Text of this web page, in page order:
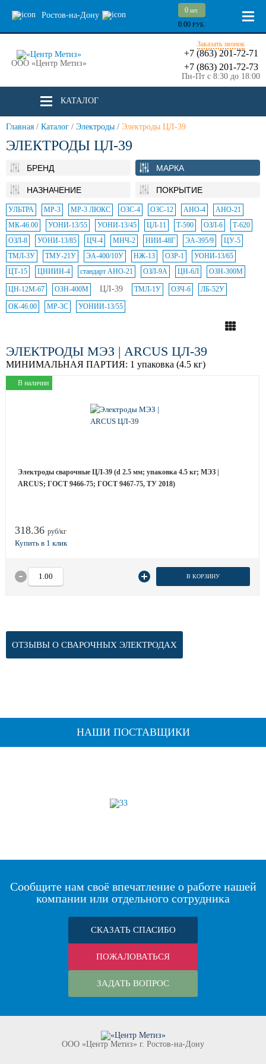
Ростов-на-Дону
0 шт.
0.00 РУБ.
ООО «Центр Метиз»
Заказать звонок
+7 (863) 201-72-71
+7 (863) 201-72-73
Пн-Пт с 8:30 до 18:00
КАТАЛОГ
Главная / Каталог / Электроды / Электроды ЦЛ-39
ЭЛЕКТРОДЫ ЦЛ-39
БРЕНД МАРКА
НАЗНАЧЕНИЕ ПОКРЫТИЕ
УЛЬТРА МР-3 МР-3 ЛЮКС ОЗС-4 ОЗС-12 АНО-4
АНО-21
МК-46.00
УОНИ-13/55 УОНИ-13/45 ЦЛ-11 Т-590 ОЗЛ-6
Т-620
ОЗЛ-8
УОНИ-13/85 ЦЧ-4 МНЧ-2 НИИ-48Г ЭА-395/9
ЦУ-5
ТМЛ-3У
ТМУ-21У ЭА-400/10У НЖ-13 ОЗР-1
УОНИ-13/65
ЦТ-15
ЦНИИН-4 стандарт АНО-21 ОЗЛ-9А ЦН-6Л ОЗН-300М
ЦН-12М-67 ОЗН-400М ЦЛ-39 ТМЛ-1У ОЗЧ-6 ЛБ-52У
ОК-46.00 МР-3С УОНИИ-13/55
ЭЛЕКТРОДЫ МЭЗ | ARCUS ЦЛ-39
МИНИМАЛЬНАЯ ПАРТИЯ: 1 упаковка (4.5 кг)
В наличии
Электроды сварочные ЦЛ-39 (d 2.5 мм; упаковка 4.5 кг; МЭЗ |
ARCUS; ГОСТ 9466-75; ГОСТ 9467-75, ТУ 2018)
318.36 руб/кг
В КОРЗИНУ
ОТЗЫВЫ О СВАРОЧНЫХ ЭЛЕКТРОДАХ
НАШИ ПОСТАВЩИКИ
Сообщите нам своё впечатление о работе нашей
компании или отдельного сотрудника
СКАЗАТЬ СПАСИБО
ПОЖАЛОВАТЬСЯ
ЗАДАТЬ ВОПРОС
ООО «Центр Метиз» г. Ростов-на-Дону